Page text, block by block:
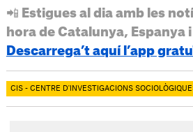
📲 Estigues al dia amb les
hora de Catalunya, Espanya
Descarrega’t aquí l’app
CIS - CENTRE D'INVESTIGACIONS